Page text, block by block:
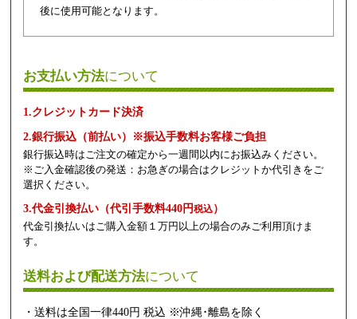
後に使用可能となります。
お支払い方法について
1.クレジットカード決済
2.銀行振込（前払い）※振込手数料お客様ご負担
銀行振込時はご注文の確定から一週間以内にお振込みください。
※ご入金確認後の発送：お急ぎの場合はクレジットか代引きをご
選択ください。
3.代金引換払い（代引手数料440円税込）
代金引換払いはご購入金額１万円以上の場合のみご利用頂けま
す。
送料および配送方法について
・送料は全国一律440円 税込 ※沖縄･離島を除く